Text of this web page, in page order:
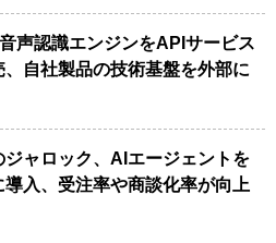
声認識エンジンをAPIサービス
、自社製品の技術基盤を外部に
ジャロック、AIエージェントを
導入、受注率や商談化率が向上